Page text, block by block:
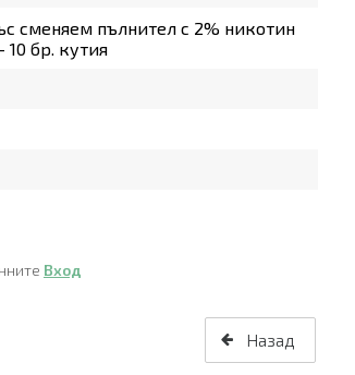
сменяем пълнител с 2% никотин
бр. кутия
Вход
Назад